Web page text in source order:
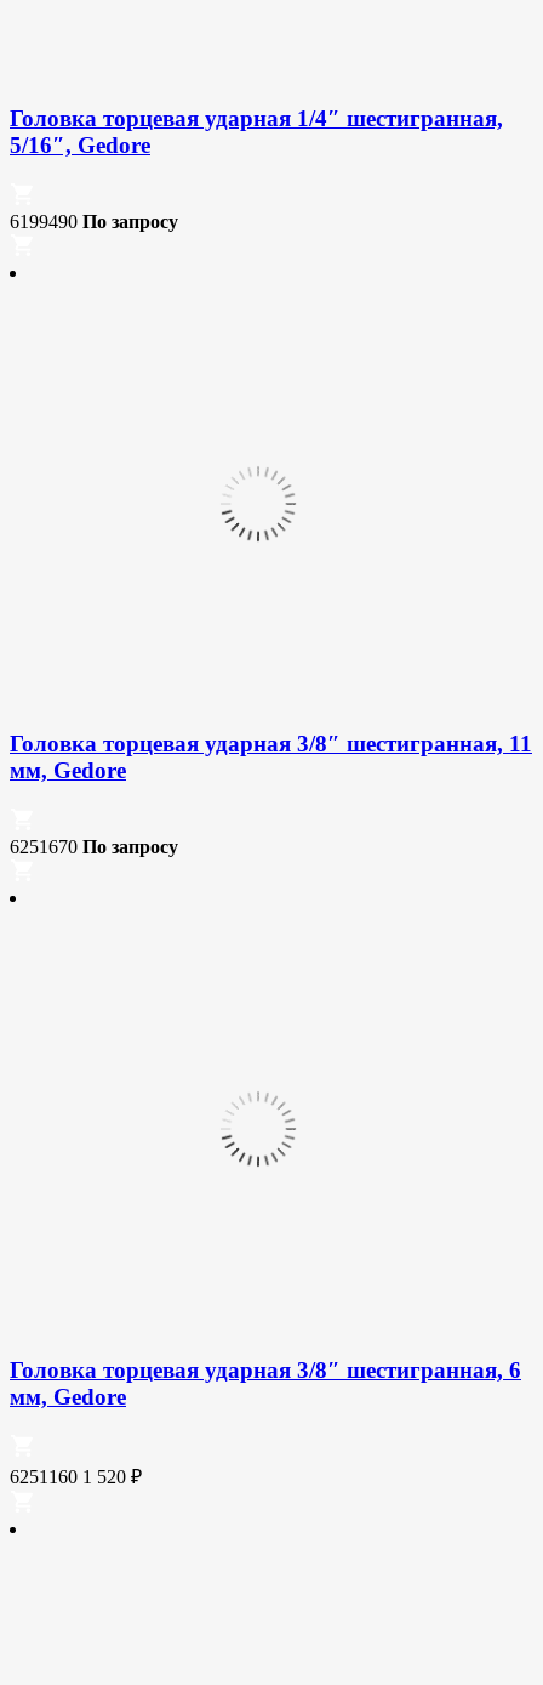
Головка торцевая ударная 1/4″ шестигранная,
5/16″, Gedore
6199490 По запросу
Головка торцевая ударная 3/8″ шестигранная, 11
мм, Gedore
6251670 По запросу
Головка торцевая ударная 3/8″ шестигранная, 6
мм, Gedore
6251160 1 520 ₽